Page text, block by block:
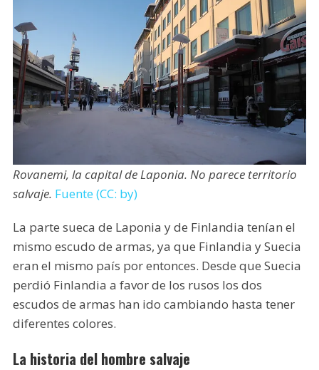
Rovanemi, la capital de Laponia. No parece territorio
salvaje. Fuente (CC: by)
La parte sueca de Laponia y de Finlandia tenían el
mismo escudo de armas, ya que Finlandia y Suecia
eran el mismo país por entonces. Desde que Suecia
perdió Finlandia a favor de los rusos los dos
escudos de armas han ido cambiando hasta tener
diferentes colores.
La historia del hombre salvaje